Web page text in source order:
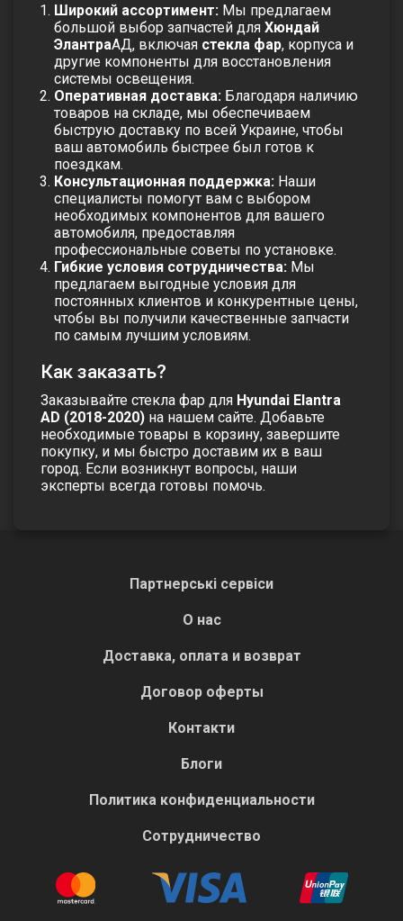
Широкий ассортимент: Мы предлагаем
большой выбор запчастей для Хюндай
ЭлантраАД, включая стекла фар, корпуса и
другие компоненты для восстановления
системы освещения.
Оперативная доставка: Благодаря наличию
товаров на складе, мы обеспечиваем
быструю доставку по всей Украине, чтобы
ваш автомобиль быстрее был готов к
поездкам.
Консультационная поддержка: Наши
специалисты помогут вам с выбором
необходимых компонентов для вашего
автомобиля, предоставляя
профессиональные советы по установке.
Гибкие условия сотрудничества: Мы
предлагаем выгодные условия для
постоянных клиентов и конкурентные цены,
чтобы вы получили качественные запчасти
по самым лучшим условиям.
Как заказать?
Заказывайте стекла фар для Hyundai Elantra
AD (2018-2020) на нашем сайте. Добавьте
необходимые товары в корзину, завершите
покупку, и мы быстро доставим их в ваш
город. Если возникнут вопросы, наши
эксперты всегда готовы помочь.
Партнерські сервіси
О нас
Доставка, оплата и возврат
Договор оферты
Контакти
Блоги
Политика конфиденциальности
Сотрудничество